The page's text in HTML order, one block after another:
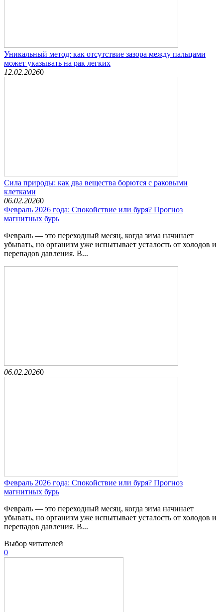
Уникальный метод: как отсутствие зазора между пальцами
может указывать на рак легких
12.02.20260
Сила природы: как два вещества борются с раковыми
клетками
06.02.20260
Февраль 2026 года: Спокойствие или буря? Прогноз
магнитных бурь
Февраль — это переходный месяц, когда зима начинает
убывать, но организм уже испытывает усталость от холодов и
перепадов давления. В...
06.02.20260
Февраль 2026 года: Спокойствие или буря? Прогноз
магнитных бурь
Февраль — это переходный месяц, когда зима начинает
убывать, но организм уже испытывает усталость от холодов и
перепадов давления. В...
Выбор читателей
0